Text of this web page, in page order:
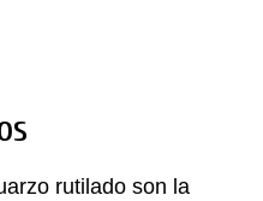
rutilado son la